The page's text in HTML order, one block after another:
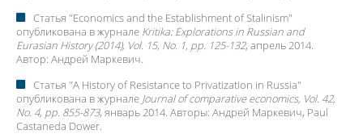
Статья "Economics and the Establishment of Stalinism"
опубликована в журнале Kritika: Explorations in Russian and
Eurasian History (2014), Vol. 15, No. 1, pp. 125-132, апрель 2014.
Автор: Андрей Маркевич.
Статья "A History of Resistance to Privatization in Russia"
опубликована в журнале Journal of comparative economics, Vol. 42,
No. 4, pp. 855-873, январь 2014. Авторы: Андрей Маркевич, Paul
Castaneda Dower.